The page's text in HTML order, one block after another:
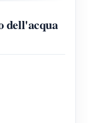
dell'acqua